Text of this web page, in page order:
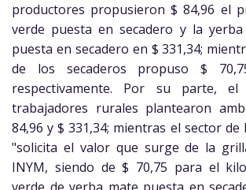
productores propusieron $ 84,96 el
verde puesta en secadero y la yerba
puesta en secadero en $ 331,34;
de los secaderos propuso $
respectivamente. Por su parte,
trabajadores rurales plantearon
84,96 y $ 331,34; mientras el sector de
"solicita el valor que surge de la
INYM, siendo de $ 70,75 para el